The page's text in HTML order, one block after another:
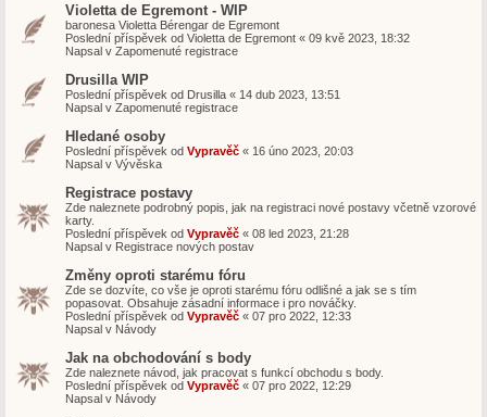
Violetta de Egremont - WIP
baronesa Violetta Bérengar de Egremont
Poslední příspěvek od Violetta de Egremont « 09 kvě 2023, 18:32
Napsal v Zapomenuté registrace
Drusilla WIP
Poslední příspěvek od Drusilla « 14 dub 2023, 13:51
Napsal v Zapomenuté registrace
Hledané osoby
Poslední příspěvek od Vypravěč « 16 úno 2023, 20:03
Napsal v Vývěska
Registrace postavy
Zde naleznete podrobný popis, jak na registraci nové postavy včetně vzorové
karty.
Poslední příspěvek od Vypravěč « 08 led 2023, 21:28
Napsal v Registrace nových postav
Změny oproti starému fóru
Zde se dozvíte, co vše je oproti starému fóru odlišné a jak se s tím
popasovat. Obsahuje zásadní informace i pro nováčky.
Poslední příspěvek od Vypravěč « 07 pro 2022, 12:33
Napsal v Návody
Jak na obchodování s body
Zde naleznete návod, jak pracovat s funkcí obchodu s body.
Poslední příspěvek od Vypravěč « 07 pro 2022, 12:29
Napsal v Návody